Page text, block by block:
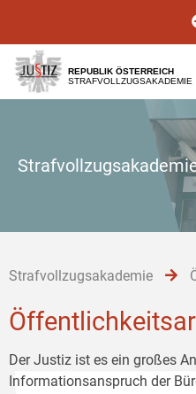
[1]
[2]
[3]
REPUBLIK ÖSTERREICH
STRAFVOLLZUGSAKADEMIE
Strafvollzugsakademie
Der Justiz ist es ein großes
Informationsanspruch der